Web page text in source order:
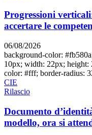
Progressioni
accertare le
06/08/2026
background-color:
10px; width: 22px; height:
color: #fff; border-radius:
CIE
Rilascio
Documento
modello, ora si